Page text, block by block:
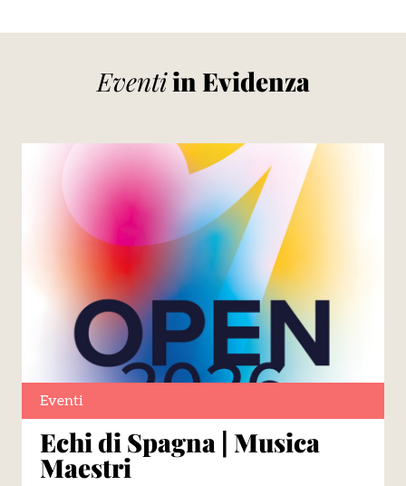
Eventiin Evidenza
Eventi
Echi di Spagna | Musica
Maestri